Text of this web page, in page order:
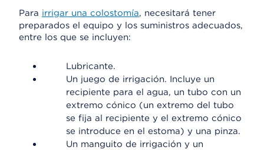
Para irrigar una colostomía, necesitará tener
preparados el equipo y los suministros adecuados,
entre los que se incluyen:
Lubricante.
Un juego de irrigación. Incluye un
recipiente para el agua, un tubo con un
extremo cónico (un extremo del tubo
se fija al recipiente y el extremo cónico
se introduce en el estoma) y una pinza.
Un manguito de irrigación y un